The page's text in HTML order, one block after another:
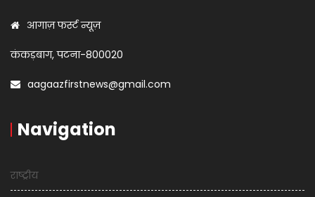
आगाज़ फर्स्ट न्यूज़
कंकड़बाग, पटना-800020
aagaazfirstnews@gmail.com
Navigation
राष्ट्रीय